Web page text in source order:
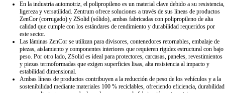
En la industria automotriz, el polipropileno es un material clave debido a su resistencia,
ligereza y versatilidad. Zentrum ofrece soluciones a través de sus líneas de productos
ZenCor (corrugado) y ZSolid (sólido), ambas fabricadas con polipropileno de alta
calidad que cumple con los estándares de rendimiento y durabilidad requeridos por
este sector.
Las láminas ZenCor se utilizan para divisores, contenedores retornables, embalaje de
piezas, aislamiento y componentes interiores que requieren rigidez estructural con bajo
peso. Por otro lado, ZSolid es ideal para protectores, carcasas, paneles, revestimientos
y piezas termoformadas que exigen superficies lisas, alta resistencia al impacto y
estabilidad dimensional.
Ambas líneas de productos contribuyen a la reducción de peso de los vehículos y a la
sostenibilidad mediante materiales 100 % reciclables, ofreciendo eficiencia, durabilidad